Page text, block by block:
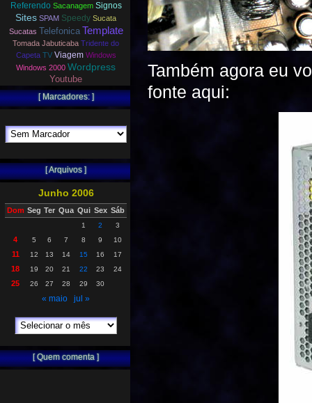
Também agora eu
fonte aqui:
Referendo Sacanagem Signos
Sites SPAM Speedy Sucata
Sucatas Telefonica Template
Tomada Jabuticaba Tridente do
Capeta TV Viagem Windows
Windows 2000 Wordpress
Youtube
[ Marcadores: ]
[ Arquivos ]
Junho 2006
Dom Seg Ter Qua Qui Sex Sáb
1 2 3
4 5 6 7 8 9 10
11 12 13 14 15 16 17
18 19 20 21 22 23 24
25 26 27 28 29 30
« maio jul »
[ Quem comenta ]